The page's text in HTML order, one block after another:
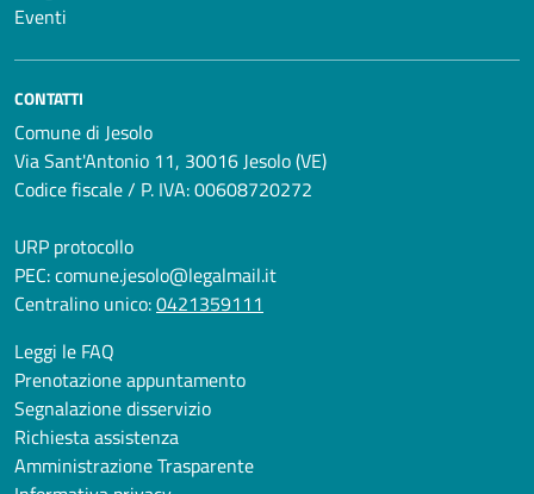
Eventi
CONTATTI
Comune di Jesolo
Via Sant'Antonio 11, 30016 Jesolo (VE)
Codice fiscale / P. IVA: 00608720272
URP protocollo
PEC:comune.jesolo@legalmail.it
Centralino unico:0421359111
Leggi le FAQ
Prenotazione appuntamento
Segnalazione disservizio
Richiesta assistenza
Amministrazione Trasparente